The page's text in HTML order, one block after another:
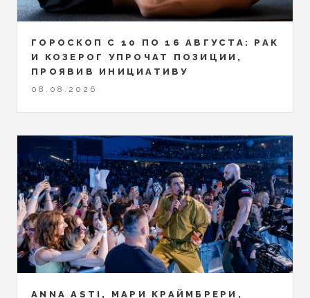
ГОРОСКОП С 10 ПО 16 АВГУСТА: РАК
И КОЗЕРОГ УПРОЧАТ ПОЗИЦИИ,
ПРОЯВИВ ИНИЦИАТИВУ
08.08.2026
ANNA ASTI, МАРИ КРАЙМБРЕРИ,